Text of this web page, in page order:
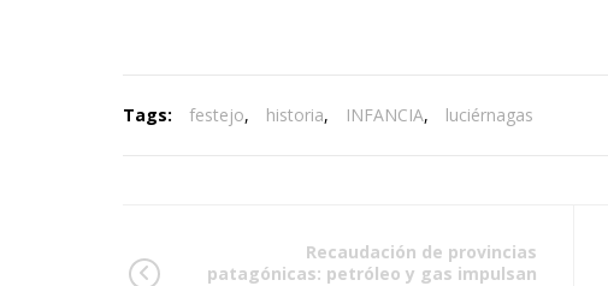
Tags: festejo, historia, INFANCIA, luciérnagas
Recaudación de provincias
patagónicas: petróleo y gas impulsan